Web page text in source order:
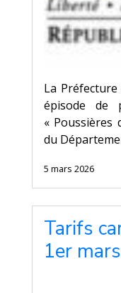
La Préfecture
épisode de
« Poussières
du
5 mars 2026
Tarifs
1er